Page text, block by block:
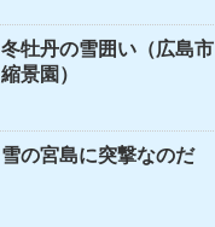
冬牡丹の雪囲い（広島市
縮景園）
雪の宮島に突撃なのだ